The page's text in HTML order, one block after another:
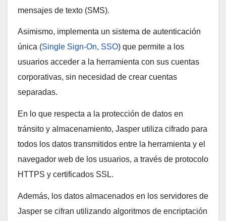
mensajes de texto (SMS).
Asimismo, implementa un sistema de autenticación
única (Single Sign-On, SSO) que permite a los
usuarios acceder a la herramienta con sus cuentas
corporativas, sin necesidad de crear cuentas
separadas.
En lo que respecta a la protección de datos en
tránsito y almacenamiento, Jasper utiliza cifrado para
todos los datos transmitidos entre la herramienta y el
navegador web de los usuarios, a través de protocolo
HTTPS y certificados SSL.
Además, los datos almacenados en los servidores de
Jasper se cifran utilizando algoritmos de encriptación